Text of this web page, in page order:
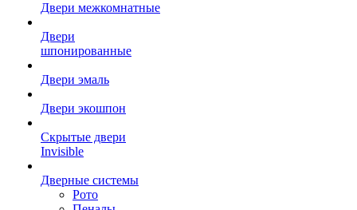
Двери межкомнатные
Двери
шпонированные
Двери эмаль
Двери экошпон
Скрытые двери
Invisible
Дверные системы
Рото